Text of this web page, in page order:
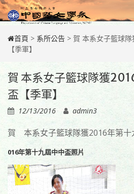
Skip
to
content
首頁 > 系所公告 > 賀 本系女子籃球
【季軍】
賀 本系女子籃球隊獲
盃【季軍】
12/13/2016 admin3
賀 本系女子籃球隊獲2016年第十
016年第十九屆中中盃照片